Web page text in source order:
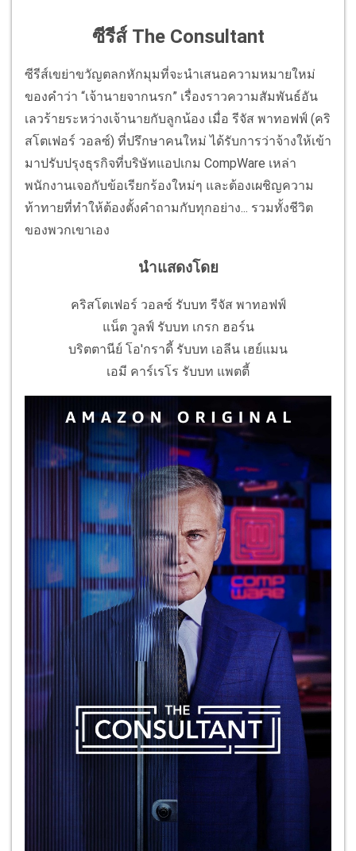
ซีรีส์ The Consultant
ซีรีส์เขย่าขวัญตลกหักมุมที่จะนำเสนอความหมายใหม่
ของคำว่า “เจ้านายจากนรก” เรื่องราวความสัมพันธ์อัน
เลวร้ายระหว่างเจ้านายกับลูกน้อง เมื่อ รีจัส พาทอฟฟ์ (คริ
สโตเฟอร์ วอลซ์) ที่ปรึกษาคนใหม่ ได้รับการว่าจ้างให้เข้า
มาปรับปรุงธุรกิจที่บริษัทแอปเกม CompWare เหล่า
พนักงานเจอกับข้อเรียกร้องใหม่ๆ และต้องเผชิญความ
ท้าทายที่ทำให้ต้องตั้งคำถามกับทุกอย่าง... รวมทั้งชีวิต
ของพวกเขาเอง
นำแสดงโดย
คริสโตเฟอร์ วอลซ์ รับบท รีจัส พาทอฟฟ์
แน็ต วูลฟ์ รับบท เกรก ฮอร์น
บริตตานีย์ โอ'กราดี้ รับบท เอลีน เฮย์แมน
เอมี คาร์เรโร รับบท แพตตี้